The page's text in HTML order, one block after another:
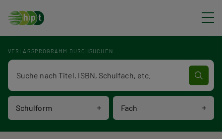
VERLAGSPROGRAMM DURCHSUCHEN
Schulform Fach
Verlagsprogramm Volltextsuche